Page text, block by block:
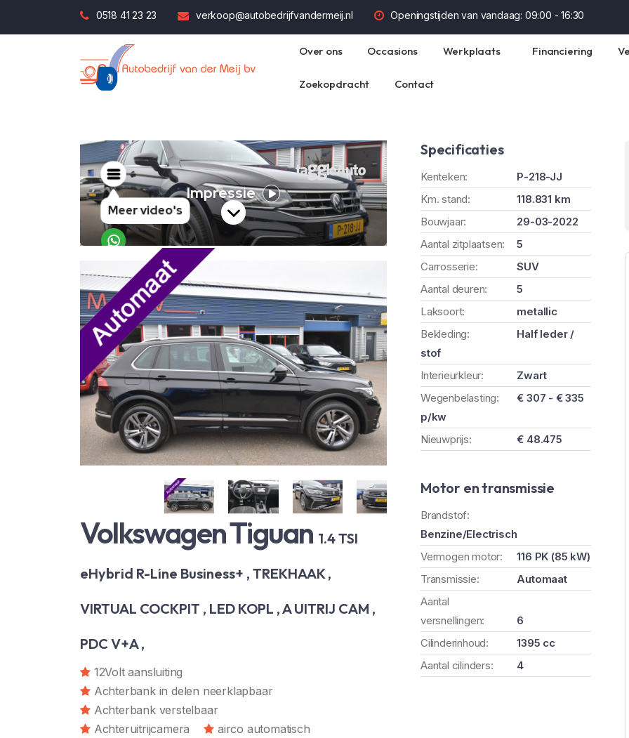
0518 41 23 23 verkoop@autobedrijfvandermeij.nl Openingstijden van vandaag: 09:00 - 16:30
Over ons Occasions Werkplaats Financiering
Zoekopdracht Contact
Volkswagen Tiguan 1.4 TSI
eHybrid R-Line Business+ , TREKHAAK ,
VIRTUAL COCKPIT , LED KOPL , A UITRIJ CAM ,
PDC V+A ,
12Volt aansluiting
Achterbank in delen neerklapbaar
Achterbank verstelbaar
Achteruitrijcamera
airco automatisch
Specificaties
Kenteken:
P-218-JJ
Km. stand:
118.831 km
Bouwjaar:
29-03-2022
Aantal zitplaatsen:
5
Carrosserie:
SUV
Aantal deuren:
5
Laksoort:
metallic
Bekleding:
Half leder /
stof
Interieurkleur:
Zwart
Wegenbelasting:
€ 307 - € 335
p/kw
Nieuwprijs:
€ 48.475
Motor en transmissie
Brandstof:
Benzine/Electrisch
Vermogen motor:
116 PK (85 kW)
Transmissie:
Automaat
Aantal
versnellingen:
6
Cilinderinhoud:
1395 cc
Aantal cilinders:
4